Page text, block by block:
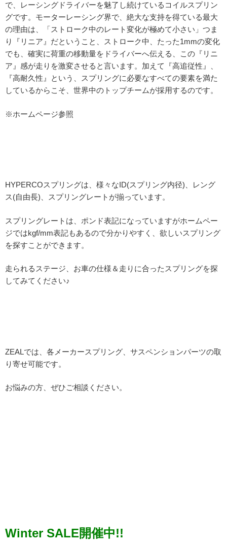
で、レーシングドライバーを魅了し続けているコイルスプリン
グです。モーターレーシング界で、絶大な支持を得ている最大
の理由は、「ストローク中のレート変化が極めて小さい」つま
り『リニア』だということ、ストローク中、たった1mmの変化
でも、確実に荷重の移動量をドライバーへ伝える、この『リニ
ア』感が走りを激変させると言います。加えて『高追従性』、
『高耐久性』という、スプリングに必要なすべての要素を満た
しているからこそ、世界中のトップチームが採用するのです。
※ホームページ参照
HYPERCOスプリングは、様々なID(スプリング内径)、レング
ス(自由長)、スプリングレートが揃っています。
スプリングレートは、ポンド表記になっていますがホームペー
ジではkgf/mm表記もあるので分かりやすく、欲しいスプリング
を探すことができます。
走られるステージ、お車の仕様＆走りに合ったスプリングを探
してみてください♪
ZEALでは、各メーカースプリング、サスペンションパーツの取
り寄せ可能です。
お悩みの方、ぜひご相談ください。
Winter SALE開催中!!